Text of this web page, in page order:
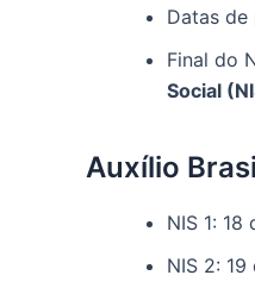
Datas de
Final do
Social
Auxílio
NIS 1: 18
NIS 2: 19